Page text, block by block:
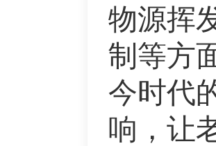
物源挥
制等方
今时代
响，让